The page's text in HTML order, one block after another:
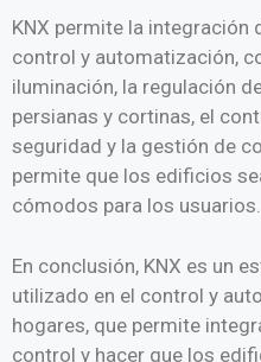
KNX permite la
control y automatización,
iluminación, la regulación
persianas y cortinas, el
seguridad y la gestión de
permite que los edificios
cómodos para los usuarios.
En conclusión, KNX es un
utilizado en el control y
hogares, que permite
control y hacer que los